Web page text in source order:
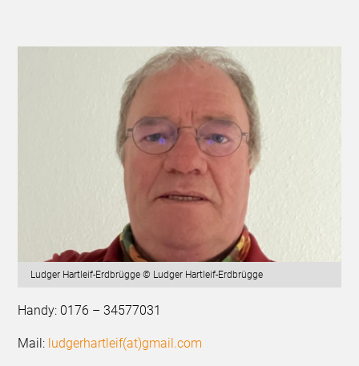
Ludger Hartleif-Erdbrügge © Ludger Hartleif-Erdbrügge
Handy: 0176 – 34577031
Mail: ludgerhartleif(at)gmail.com